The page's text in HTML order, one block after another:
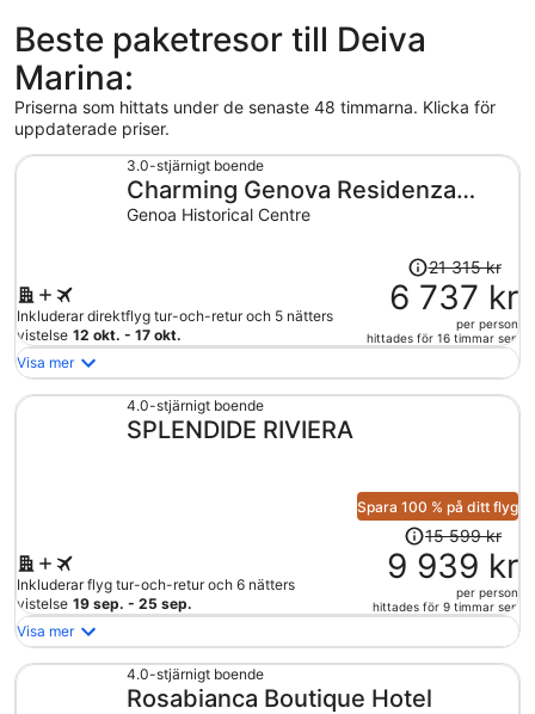
Beste paketresor till Deiva
Marina:
Priserna som hittats under de senaste 48 timmarna. Klicka för
uppdaterade priser.
3.0-stjärnigt boende
Charming Genova Residenza
D'Epoca
Genoa Historical Centre
Inkluderar direktflyg tur-och-retur och 5 nätters
vistelse 12 okt. - 17 okt.
Priset
var
21
315 kr
är
person
21 315 kr
6 737 kr
per person
hittades för 16 timmar sen
Visa mer
4.0-stjärnigt boende
SPLENDIDE RIVIERA
Spara 100 % på ditt flyg
Inkluderar flyg tur-och-retur och 6 nätters
vistelse 19 sep. - 25 sep.
Priset
var
15
599 kr
är
9
15 599 kr
9 939 kr
per person
hittades för 9 timmar sen
Visa mer
4.0-stjärnigt boende
Rosabianca Boutique Hotel